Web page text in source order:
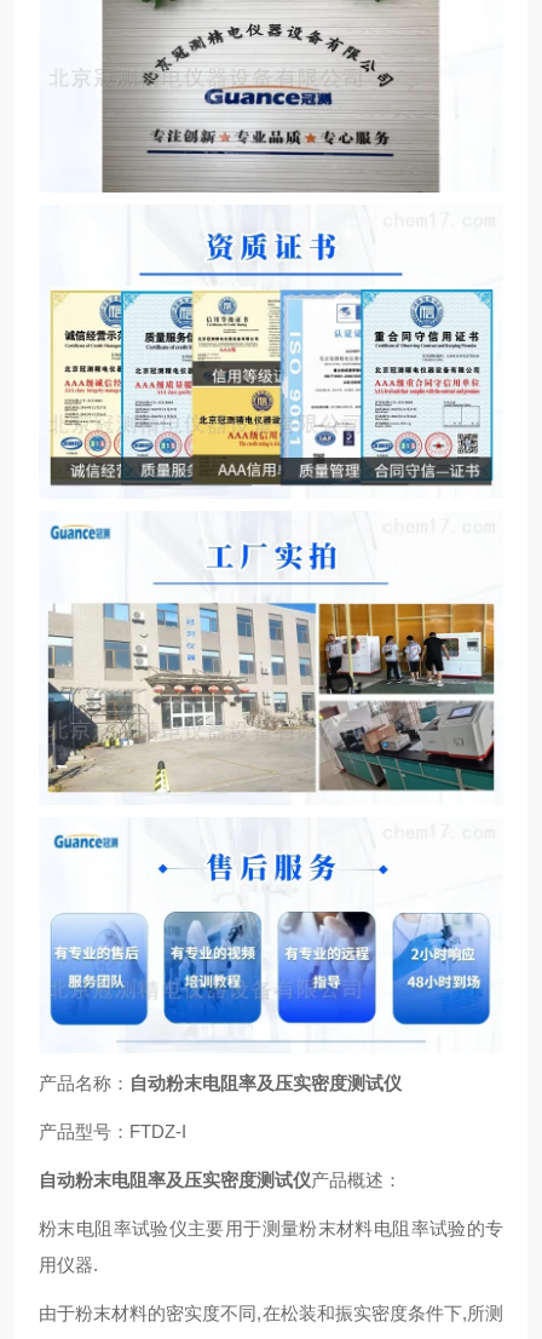
产品名称： 自动粉末电阻率及压实密度测试仪
产品型号：FTDZ-I
自动粉末电阻率及压实密度测试仪产品概述：
粉末电阻率试验仪主要用于测量粉末材料电阻率试验的专
用仪器.
由于粉末材料的密实度不同,在松装和振实密度条件下,所测